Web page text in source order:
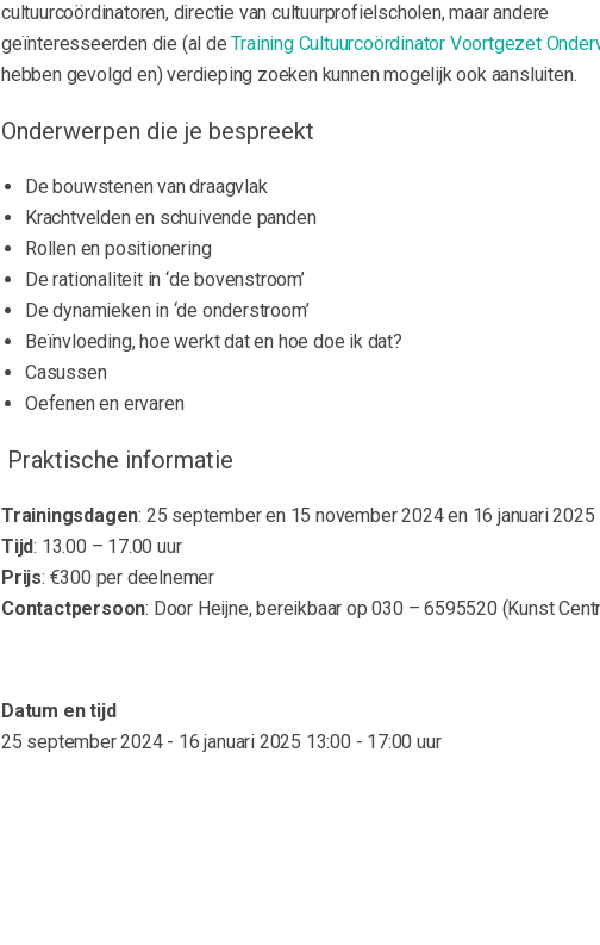
cultuurcoördinatoren, directie van cultuurprofielscholen, maar andere
geïnteresseerden die (al deTraining Cultuurcoördinator Voortgezet
hebben gevolgd en) verdieping zoeken kunnen mogelijk ook aansluiten.
Onderwerpen die je bespreekt
De bouwstenen van draagvlak
Krachtvelden en schuivende panden
Rollen en positionering
De rationaliteit in ‘de bovenstroom’
De dynamieken in ‘de onderstroom’
Beïnvloeding, hoe werkt dat en hoe doe ik dat?
Casussen
Oefenen en ervaren
Praktische informatie
Trainingsdagen: 25 september en 15 november 2024 en 16 januari 2025
Tijd: 13.00 – 17.00 uur
Prijs: €300 per deelnemer
Contactpersoon: Door Heijne, bereikbaar op 030 – 6595520 (Kunst
Datum en tijd
25 september 2024 - 16 januari 2025 13:00 - 17:00 uur